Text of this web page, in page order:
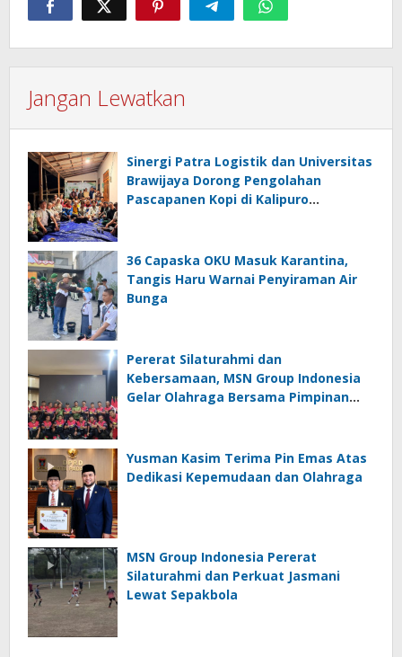
Jangan Lewatkan
Sinergi Patra Logistik dan Universitas
Brawijaya Dorong Pengolahan
Pascapanen Kopi di Kalipuro
36 Capaska OKU Masuk Karantina,
Tangis Haru Warnai Penyiraman Air
Bunga
Pererat Silaturahmi dan
Kebersamaan, MSN Group Indonesia
Gelar Olahraga Bersama Pimpinan
Yusman Kasim Terima Pin Emas Atas
Dedikasi Kepemudaan dan Olahraga
MSN Group Indonesia Pererat
Silaturahmi dan Perkuat Jasmani
Lewat Sepakbola